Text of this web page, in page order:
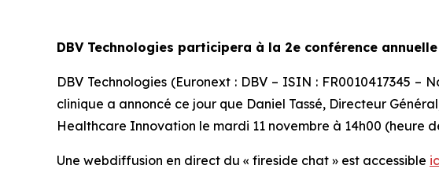
DBV Technologies participera à la 2e conférence
DBV Technologies (Euronext : DBV – ISIN : FR0010417345
clinique a annoncé ce jour que Daniel Tassé, Directeur
Healthcare Innovation le mardi 11 novembre à 14h00 (heure
Une webdiffusion en direct du « fireside chat » est accessible